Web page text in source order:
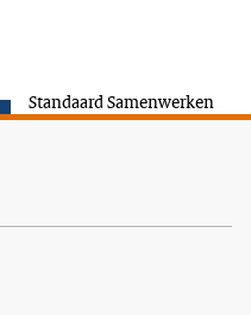
Standaard Samenwerken